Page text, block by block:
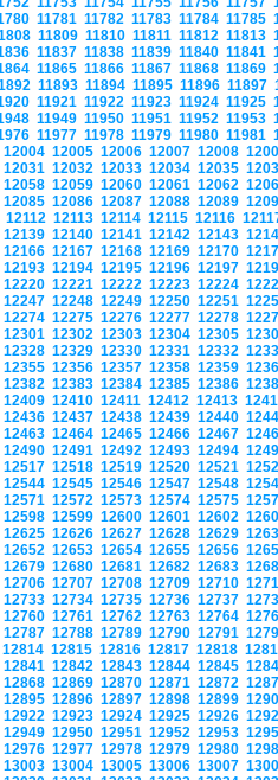
11781 11782 11783 11784 11785
11809 11810 11811 11812 11813
11837 11838 11839 11840 11841
11865 11866 11867 11868 11869
11893 11894 11895 11896 11897
11921 11922 11923 11924 11925
11949 11950 11951 11952 11953
11977 11978 11979 11980 11981
12004 12005 12006 12007 12008
12031 12032 12033 12034 12035
12058 12059 12060 12061 12062
12085 12086 12087 12088 12089
12112 12113 12114 12115 12116
12139 12140 12141 12142 12143
12166 12167 12168 12169 12170
12193 12194 12195 12196 12197
12220 12221 12222 12223 12224
12247 12248 12249 12250 12251
12274 12275 12276 12277 12278
12301 12302 12303 12304 12305
12328 12329 12330 12331 12332
12355 12356 12357 12358 12359
12382 12383 12384 12385 12386
12409 12410 12411 12412 12413
12436 12437 12438 12439 12440
12463 12464 12465 12466 12467
12490 12491 12492 12493 12494
12517 12518 12519 12520 12521
12544 12545 12546 12547 12548
12571 12572 12573 12574 12575
12598 12599 12600 12601 12602
12625 12626 12627 12628 12629
12652 12653 12654 12655 12656
12679 12680 12681 12682 12683
12706 12707 12708 12709 12710
12733 12734 12735 12736 12737
12760 12761 12762 12763 12764
12787 12788 12789 12790 12791
12814 12815 12816 12817 12818
12841 12842 12843 12844 12845
12868 12869 12870 12871 12872
12895 12896 12897 12898 12899
12922 12923 12924 12925 12926
12949 12950 12951 12952 12953
12976 12977 12978 12979 12980
13003 13004 13005 13006 13007